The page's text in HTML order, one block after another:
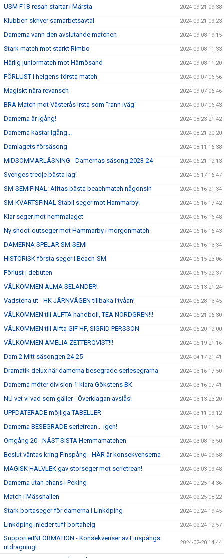
USM F18-resan startar i Märsta 2024-09-21 09:38
Klubben skriver samarbetsavtal 2024-09-21 09:23
Damerna vann den avslutande matchen 2024-09-08 19:15
Stark match mot starkt Rimbo 2024-09-08 11:33
Härlig juniormatch mot Härnösand 2024-09-08 11:20
FÖRLUST i helgens första match 2024-09-07 06:56
Magiskt nära revansch 2024-09-07 06:46
BRA Match mot Västerås Irsta som "rann iväg" 2024-09-07 06:43
Damerna är igång! 2024-08-23 21:42
Damerna kastar igång... 2024-08-21 20:20
Damlagets försäsong 2024-08-11 16:38
MIDSOMMARLÄSNING - Damernas säsong 2023-24 2024-06-21 12:13
Sveriges tredje bästa lag! 2024-06-17 16:47
SM-SEMIFINAL: Alftas bästa beachmatch någonsin 2024-06-16 21:34
SM-KVARTSFINAL Stabil seger mot Hammarby! 2024-06-16 17:42
Klar seger mot hemmalaget 2024-06-16 16:48
Ny shoot-outseger mot Hammarby i morgonmatch 2024-06-16 16:43
DAMERNA SPELAR SM-SEMI 2024-06-16 13:34
HISTORISK första seger i Beach-SM 2024-06-15 23:06
Förlust i debuten 2024-06-15 22:37
VÄLKOMMEN ALMA SELANDER! 2024-06-13 21:24
Vadstena ut - HK JÄRNVÄGEN tillbaka i tvåan! 2024-05-28 13:45
VÄLKOMMEN till ALFTA handboll, TEA NORDGREN!!! 2024-05-21 06:30
VÄLKOMMEN till Alfta GIF HF, SIGRID PERSSON 2024-05-20 12:00
VÄLKOMMEN AMELIA ZETTERQVIST!!! 2024-05-19 21:16
Dam 2 Mitt säsongen 24-25 2024-04-17 21:41
Dramatik delux när damerna besegrade seriesegrarna 2024-03-16 17:50
Damerna möter division 1-klara Gökstens BK 2024-03-16 07:41
NU vet vi vad som gäller - Överklagan avslås! 2024-03-13 23:20
UPPDATERADE möjliga TABELLER 2024-03-11 09:12
Damerna BESEGRADE serietrean... igen! 2024-03-10 11:54
Omgång 20 - NÄST SISTA Hemmamatchen 2024-03-08 13:50
Beslut väntas kring Finspång - HÄR är konsekvenserna 2024-03-04 09:58
MAGISK HALVLEK gav storseger mot serietrean! 2024-03-03 09:48
Damerna utan chans i Peking 2024-02-25 14:36
Match i Mässhallen 2024-02-25 08:22
Stark bortaseger för damerna i Linköping 2024-02-24 19:45
Linköping inleder tuff bortahelg 2024-02-24 12:57
SupporterINFORMATION - Konsekvenser av Finspångs
utdragning!
2024-02-20 14:44